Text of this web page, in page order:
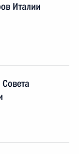
Италии